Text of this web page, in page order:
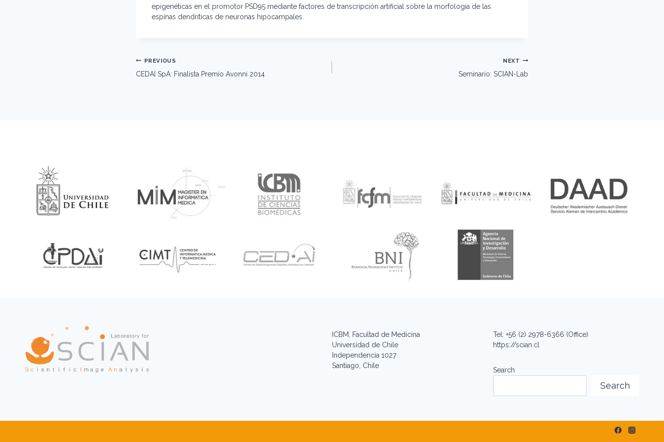
epigenéticas en el promotor PSD95 mediante factores de transcripción artificial sobre la morfología de las
espinas dendríticas de neuronas hipocampales.
Post
navigation
PREVIOUS
CEDAI SpA: Finalista Premio Avonni 2014
NEXT
Seminario: SCIAN-Lab
ICBM, Facultad de Medicina
Universidad de Chile
Independencia 1027
Santiago, Chile
Tel: +56 (2) 2978-6366 (Office)
https://scian.cl
Search
Search